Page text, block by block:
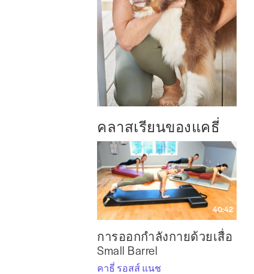
คลาสเรียนของแคธี่
40:42
การออกกำลังกายด้วยเสื่อ
Small Barrel
คาธี่ รอสส์ แนช